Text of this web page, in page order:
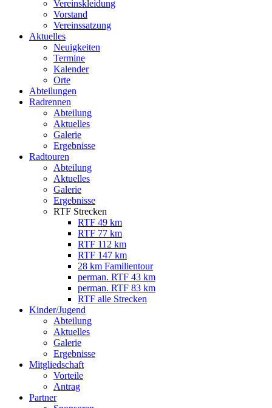
Vereinskleidung
Vorstand
Vereinssatzung
Aktuelles
Neuigkeiten
Termine
Kalender
Orte
Abteilungen
Radrennen
Abteilung
Aktuelles
Galerie
Ergebnisse
Radtouren
Abteilung
Aktuelles
Galerie
Ergebnisse
RTF Strecken
RTF 49 km
RTF 77 km
RTF 112 km
RTF 147 km
28 km Familientour
perman. RTF 43 km
perman. RTF 83 km
RTF alle Strecken
Kinder/Jugend
Abteilung
Aktuelles
Galerie
Ergebnisse
Mitgliedschaft
Vorteile
Antrag
Partner